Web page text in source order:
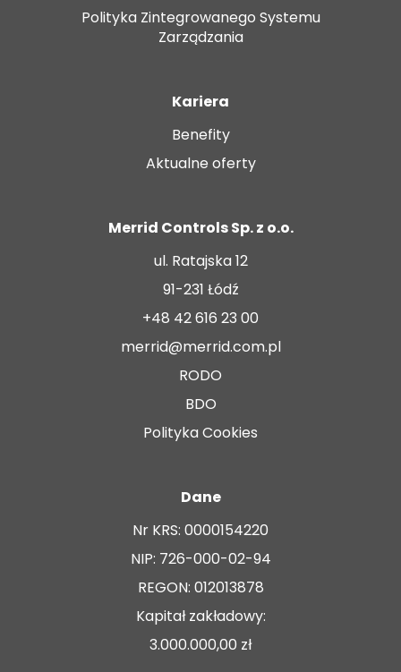
Polityka Zintegrowanego Systemu
Zarządzania
Kariera
Benefity
Aktualne oferty
Merrid Controls Sp. z o.o.
ul. Ratajska 12
91-231 Łódź
+48 42 616 23 00
merrid@merrid.com.pl
RODO
BDO
Polityka Cookies
Dane
Nr KRS: 0000154220
NIP: 726-000-02-94
REGON: 012013878
Kapitał zakładowy:
3.000.000,00 zł